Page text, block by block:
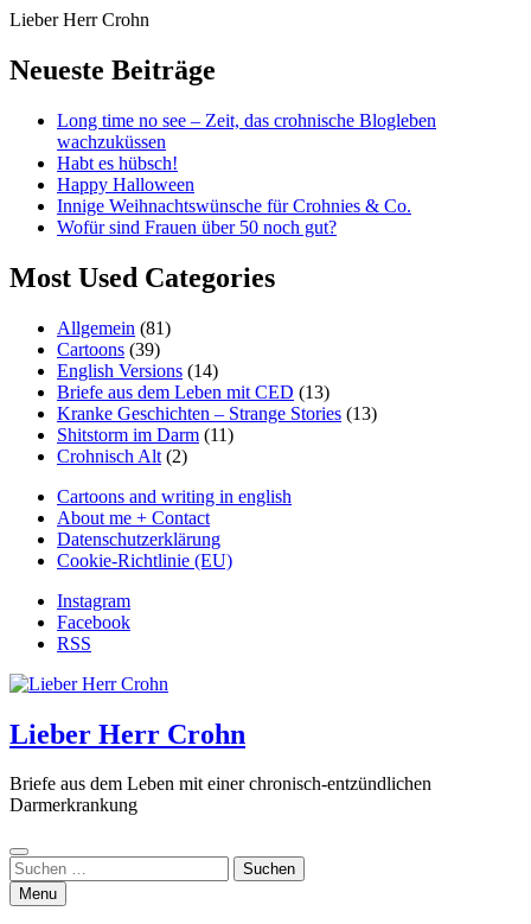
Skip
content
Lieber Herr Crohn
Neueste Beiträge
Long time no see – Zeit, das crohnische Blogleben
wachzuküssen
Habt es hübsch!
Happy Halloween
Innige Weihnachtswünsche für Crohnies & Co.
Wofür sind Frauen über 50 noch gut?
Most Used Categories
Allgemein (81)
Cartoons (39)
English Versions (14)
Briefe aus dem Leben mit CED (13)
Kranke Geschichten – Strange Stories (13)
Shitstorm im Darm (11)
Crohnisch Alt (2)
Cartoons and writing in english
About me + Contact
Datenschutzerklärung
Cookie-Richtlinie (EU)
Instagram
Facebook
RSS
Lieber Herr Crohn
Briefe aus dem Leben mit einer chronisch-entzündlichen
Darmerkrankung
Suchen
nach:
Menu